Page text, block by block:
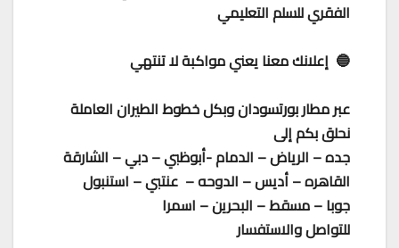
الفقري للسلم التعليمي
🔵 إعلانك معنا يعني مواكبة لا تنتهي
عبر مطار بورتسودان وبكل خطوط الطيران العاملة
نحلق بكم إلى
جده – الرياض – الدمام -أبوظبي – دبي – الشارقة
القاهره – أديس – الدوحه – عنتبي – استنبول
جوبا – مسقط – البحرين – اسمرا
للتواصل والاستفسار